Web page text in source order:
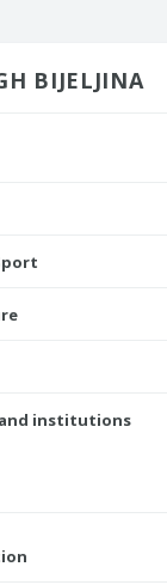
BIJELJINA
institutions